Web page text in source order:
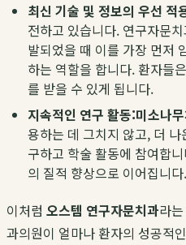
최신 기술 및 정보의 우선 적
전하고 있습니다. 연구자문
발되었을 때 이를 가장 먼저
하는 역할을 합니다. 환자들
를 받을 수 있게 됩니다.
지속적인 연구 활동:미소나
용하는 데 그치지 않고, 더
구하고 학술 활동에 참여합
의 질적 향상으로 이어집니다.
이처럼 오스템 연구자문치과라
과의원이 얼마나 환자의 성공적